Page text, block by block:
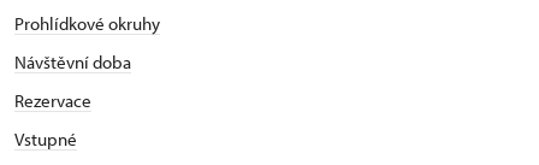
Prohlídkové okruhy
Návštěvní doba
Rezervace
Vstupné